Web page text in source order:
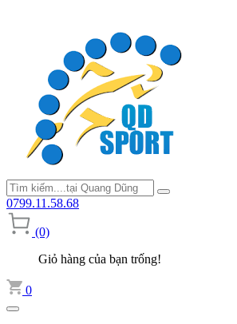
0799.11.58.68
(0)
Giỏ hàng của bạn trống!
0